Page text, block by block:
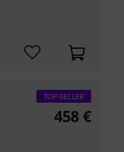
TOP-SELLER
458 €